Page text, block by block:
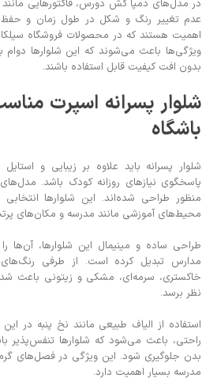
در مدل‌های دمپا کش دورس، فاکتورهایی
عدم تغییر رنگ و شکل در طول زمان و حفظ
اهمیت هستند که در محصولات فروشگاه
ویژگی‌ها باعث می‌شوند که این شلوارها دوام
بدون افت کیفیت قابل استفاده باشند.
شلوار پسرانه اسپرت
باشگاه
شلوار پسرانه باید علاوه بر زیبایی و
پاسخگوی نیازهای روزانه کودک باشد.
منظور طراحی شده‌اند. این شلوارها انتخابی
محیط‌های آموزشی مانند مدرسه و مکان‌های
طراحی ساده و مینیمال این شلوارها، آن‌ها
مدارس تبدیل کرده است. از طرفی
خاکستری، سرمه‌ای، مشکی و زیتونی باعث
نظر برسد.
استفاده از الیاف طبیعی مانند نخ پنبه در
راحتی، باعث می‌شود که شلوارها تنفس‌پذیر
بدن جلوگیری شود. این ویژگی در فصل‌های
مدرسه بسیار اهمیت دارد.